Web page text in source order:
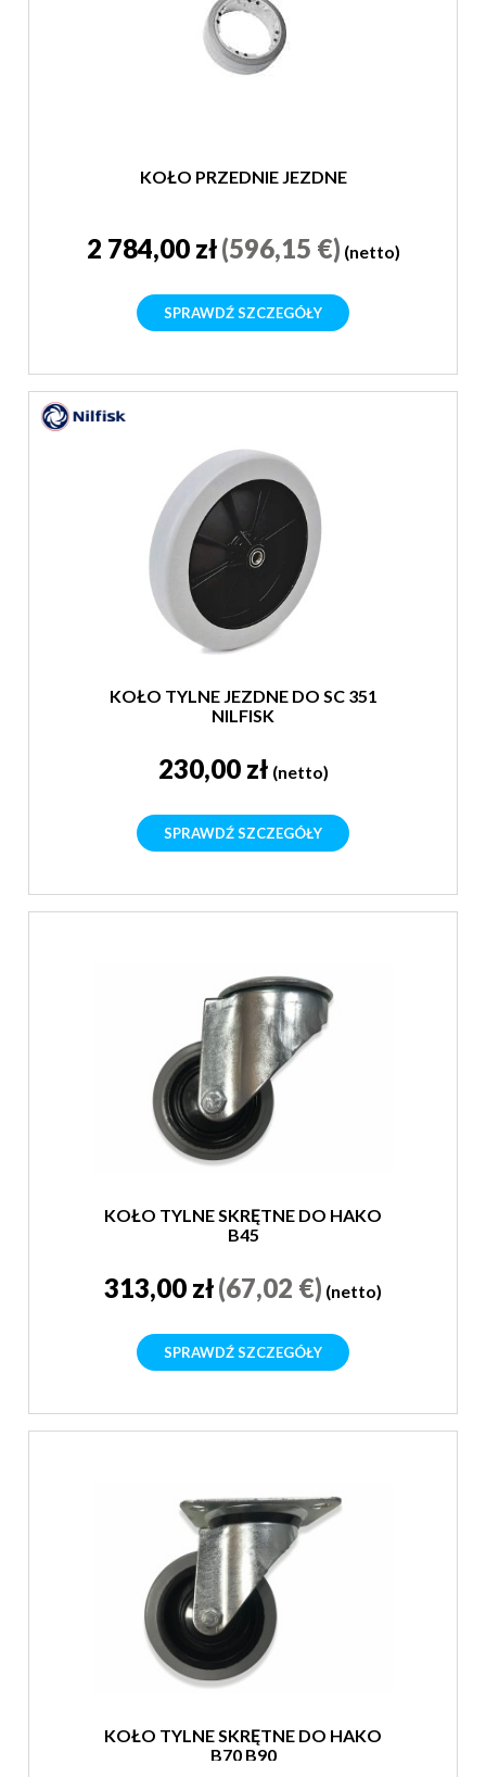
KOŁO PRZEDNIE JEZDNE
2 784,00 zł(596,15 €) (netto)
SPRAWDŹ SZCZEGÓŁY
KOŁO TYLNE JEZDNE DO SC 351
NILFISK
230,00 zł (netto)
SPRAWDŹ SZCZEGÓŁY
KOŁO TYLNE SKRĘTNE DO HAKO
B45
313,00 zł(67,02 €) (netto)
SPRAWDŹ SZCZEGÓŁY
KOŁO TYLNE SKRĘTNE DO HAKO
B70 B90